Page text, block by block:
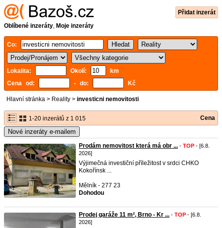
Přidat inzerát
Oblíbené inzeráty, Moje inzeráty
Co:
Lokalita: Okolí:
km
Cena od:
- do: Kč
Hlavní stránka > Reality > investicni nemovitosti
1-20 inzerátů z 1 015 Cena
Nové inzeráty e-mailem
Prodám nemovitost která má obr ... - TOP - [6.8.
2026]
Výjimečná investiční příležitost v srdci CHKO
Kokořínsk ...
Mělník - 277 23
Dohodou
Prodej garáže 11 m², Brno - Kr ... - TOP - [6.8.
2026]